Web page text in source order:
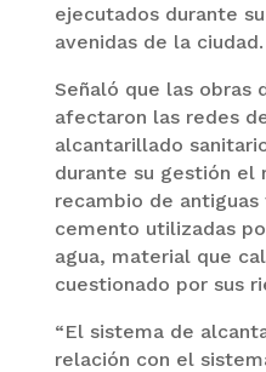
ejecutados durante
avenidas de la ciudad.
Señaló que las obras
afectaron las redes
alcantarillado
durante su gestión el
recambio de
cemento utilizadas
agua, material que
cuestionado por sus
“El sistema de
relación con el